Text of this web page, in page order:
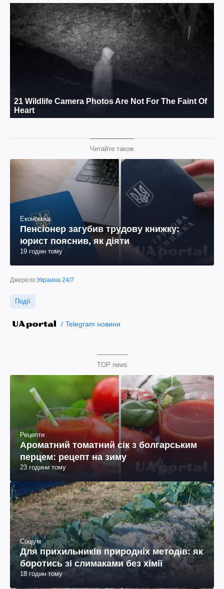
Читайте також
Економіка
Пенсіонер загубив трудову книжку:
юрист пояснив, як діяти
19 годин тому
Джерело:Украина 24/7
Події
Telegram новини
TOP news
Рецепти
Ароматний томатний сік з болгарським
перцем: рецепт на зиму
23 години тому
Соціум
Для прихильників природніх методів: як
боротись зі слимаками без хімії
18 годин тому